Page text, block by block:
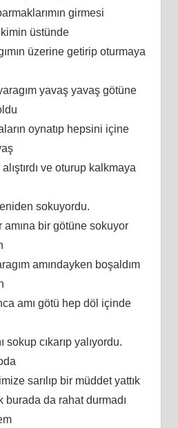
girmesi
üstünde
üzerine getirip oturmaya
yavaş yavaş götüne
oynatıp hepsini içine
ve oturup kalkmaya
sokuyordu.
amına bir götüne sokuyor
amındayken boşaldım
amı götü hep döl içinde
sokup cıkarıp yalıyordu.
sarılıp bir müddet yattık
da rahat durmadı